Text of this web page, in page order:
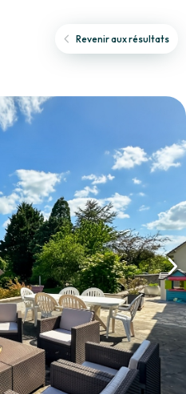
Revenir aux résultats